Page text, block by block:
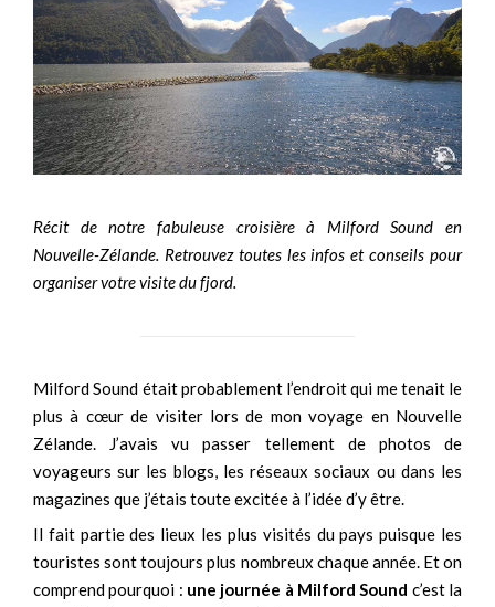
Récit de notre fabuleuse croisière à Milford Sound en
Nouvelle-Zélande. Retrouvez toutes les infos et conseils pour
organiser votre visite du fjord.
Milford Sound était probablement l’endroit qui me tenait le
plus à cœur de visiter lors de mon voyage en Nouvelle
Zélande. J’avais vu passer tellement de photos de
voyageurs sur les blogs, les réseaux sociaux ou dans les
magazines que j’étais toute excitée à l’idée d’y être.
Il fait partie des lieux les plus visités du pays puisque les
touristes sont toujours plus nombreux chaque année. Et on
comprend pourquoi : une journée à Milford Sound c’est la